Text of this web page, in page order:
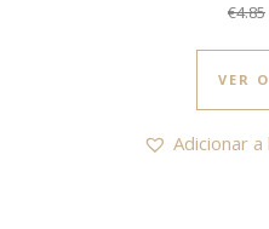
€4.85
VER
Adicionar